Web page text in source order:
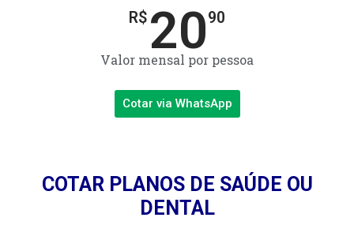
R$ 2090
Valor mensal por pessoa
Cotar via WhatsApp
COTAR PLANOS DE SAÚDE OU
DENTAL